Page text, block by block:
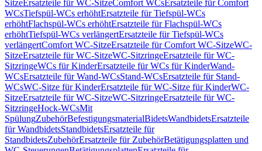
SitzeErsatzteile für WC-SitzeComfort WCsErsatzteile für Comfort
WCsTiefspül-WCs erhöhtErsatzteile für Tiefspül-WCs
erhöhtFlachspül-WCs erhöhtErsatzteile für Flachspül-WCs
erhöhtTiefspül-WCs verlängertErsatzteile für Tiefspül-WCs
verlängertComfort WC-SitzeErsatzteile für Comfort WC-SitzeWC-
SitzeErsatzteile für WC-SitzeWC-SitzringeErsatzteile für WC-
SitzringeWCs für KinderErsatzteile für WCs für KinderWand-
WCsErsatzteile für Wand-WCsStand-WCsErsatzteile für Stand-
WCsWC-Sitze für KinderErsatzteile für WC-Sitze für KinderWC-
SitzeErsatzteile für WC-SitzeWC-SitzringeErsatzteile für WC-
SitzringeHock-WCsMit
SpülungZubehörBefestigungsmaterialBidetsWandbidetsErsatzteile
für WandbidetsStandbidetsErsatzteile für
StandbidetsZubehörErsatzteile für ZubehörBetätigungsplatten und